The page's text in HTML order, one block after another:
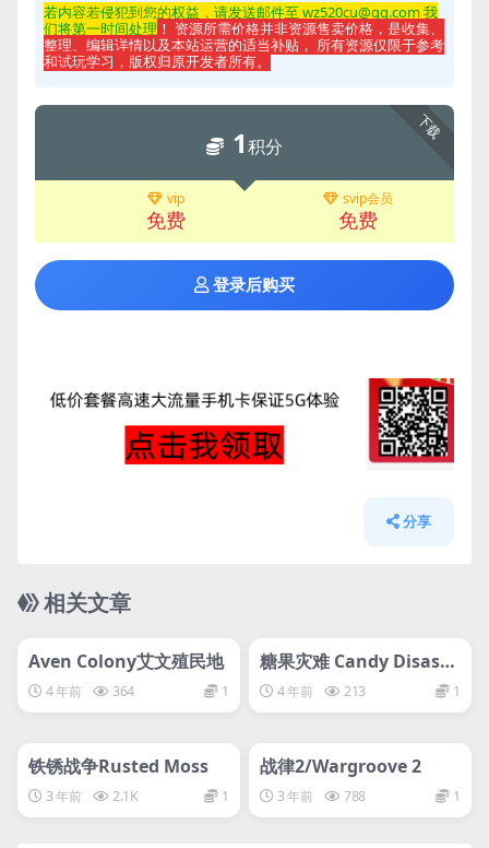
若内容若侵犯到您的权益，请发送邮件至 wz520cu@qq.com 我
们将第一时间处理 ！ 资源所需价格并非资源售卖价格，是收集、
整理、编辑详情以及本站运营的适当补贴， 所有资源仅限于参考
和试玩学习，版权归原开发者所有。
下载
1积分
vip
免费
svip会员
免费
登录后购买
分享
相关文章
svip专属
Aven Colony艾文殖民地
4 年前 364 1
糖果灾难 Candy Disaste
r 4 年前 213 1
铁锈战争Rusted Moss
3 年前 2.1K 1
svip专属
战律2/Wargroove 2
3 年前 788 1